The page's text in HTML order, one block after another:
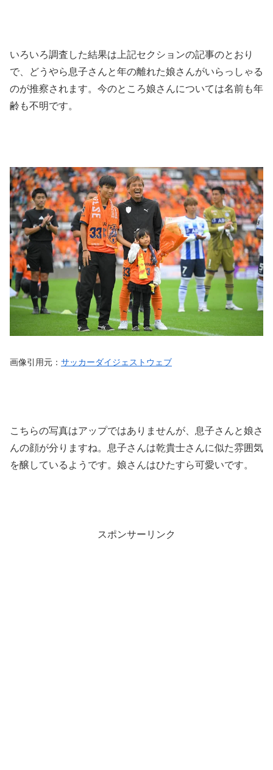
いろいろ調査した結果は上記セクションの記事のとおり
で、どうやら息子さんと年の離れた娘さんがいらっしゃる
のが推察されます。今のところ娘さんについては名前も年
齢も不明です。
画像引用元： サッカーダイジェストウェブ
こちらの写真はアップではありませんが、息子さんと娘さ
んの顔が分りますね。息子さんは乾貴士さんに似た雰囲気
を醸しているようです。娘さんはひたすら可愛いです。
スポンサーリンク